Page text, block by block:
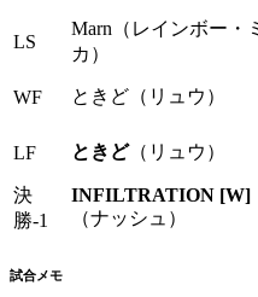
LS
Marn（レインボー・
カ）
WF ときど（リュウ）
LF ときど（リュウ）
決
勝-1
INFILTRATION [W]
（ナッシュ）
試合メモ